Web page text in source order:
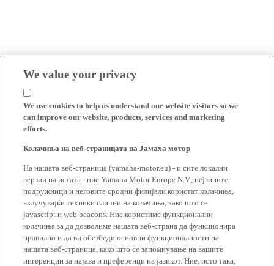
We value your privacy
We use cookies to help us understand our website visitors so we
can improve our website, products, services and marketing
efforts.
Колачиња на веб-страницата на Јамаха мотор
На нашата веб-страница (yamaha-motor.eu) - и сите локални
верзии на истата - ние Yamaha Motor Europe N.V., нејзините
подружници и неговите сродни филијали користат колачиња,
вклучувајќи техники слични на колачиња, како што се
javascript и web beacons. Ние користиме функционални
колачиња за да дозволиме нашата веб-страна да функционира
правилно и да ви обезбеди основни функционалности на
нашата веб-страница, како што се запомнување на вашите
ингеренции за најава и преференци на јазикот. Ние, исто така,